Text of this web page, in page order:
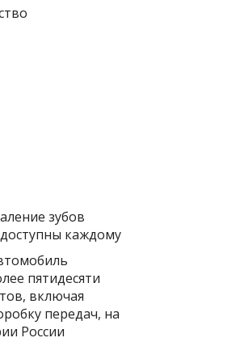
зубов
каждому
пятидесяти
включая
передач, на
России